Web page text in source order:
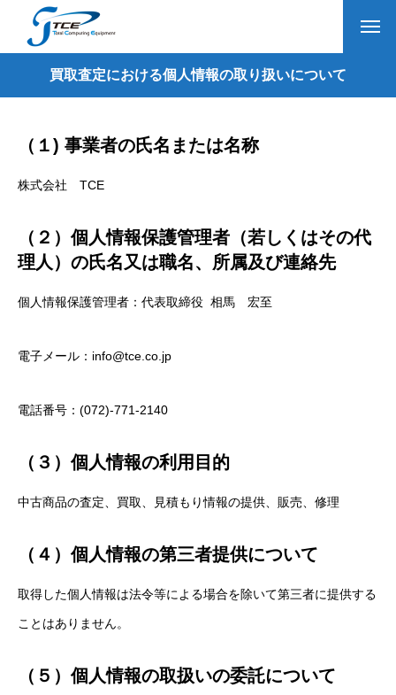
買取査定における個人情報の取り扱いについて
（１) 事業者の氏名または名称
株式会社 TCE
（２）個人情報保護管理者（若しくはその代
理人）の氏名又は職名、所属及び連絡先
個人情報保護管理者：代表取締役 相馬 宏至
電子メール：info@tce.co.jp
電話番号：(072)-771-2140
（３）個人情報の利用目的
中古商品の査定、買取、見積もり情報の提供、販売、修理
（４）個人情報の第三者提供について
取得した個人情報は法令等による場合を除いて第三者に提供する
ことはありません。
（５）個人情報の取扱いの委託について